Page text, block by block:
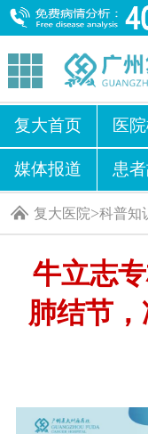
复大首页 医
媒体报道 患
复大医院>科普知
牛立志
肺结节